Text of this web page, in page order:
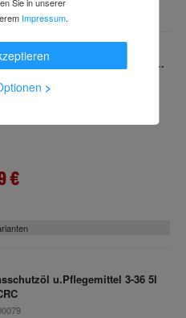
GALVA BRITE silber
(2 Varianten verfügbar)
€
u.Pflegemittel 3-36 5l
Impressum.
>